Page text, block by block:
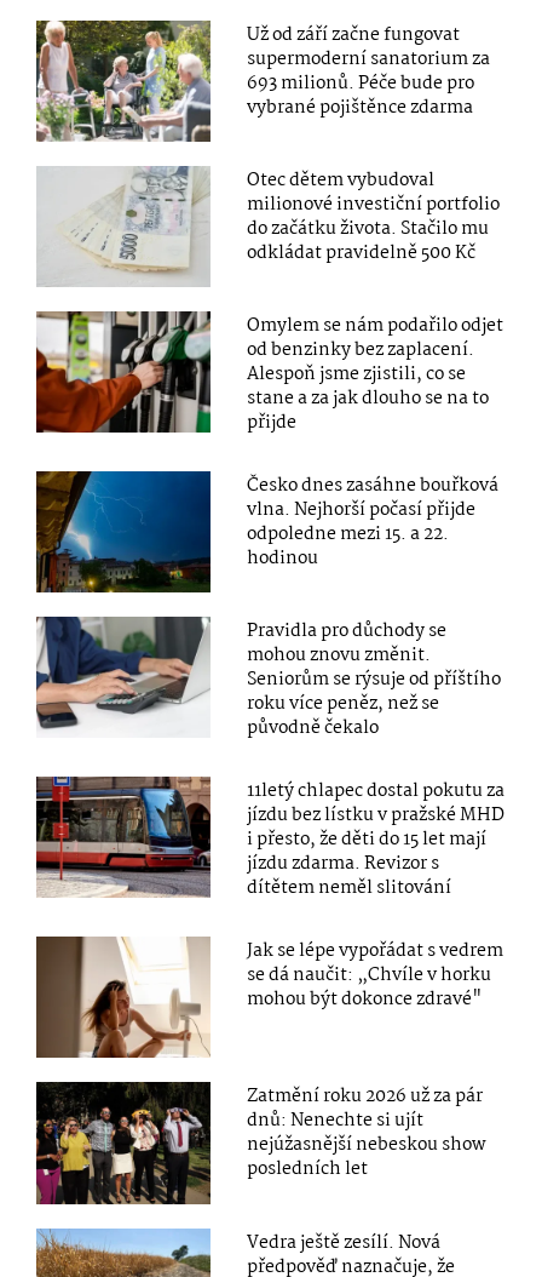
Už od září začne fungovat
supermoderní sanatorium za
693 milionů. Péče bude pro
vybrané pojištěnce zdarma
Otec dětem vybudoval
milionové investiční portfolio
do začátku života. Stačilo mu
odkládat pravidelně 500 Kč
Omylem se nám podařilo odjet
od benzinky bez zaplacení.
Alespoň jsme zjistili, co se
stane a za jak dlouho se na to
přijde
Česko dnes zasáhne bouřková
vlna. Nejhorší počasí přijde
odpoledne mezi 15. a 22.
hodinou
Pravidla pro důchody se
mohou znovu změnit.
Seniorům se rýsuje od příštího
roku více peněz, než se
původně čekalo
11letý chlapec dostal pokutu za
jízdu bez lístku v pražské MHD
i přesto, že děti do 15 let mají
jízdu zdarma. Revizor s
dítětem neměl slitování
Jak se lépe vypořádat s vedrem
se dá naučit: „Chvíle v horku
mohou být dokonce zdravé"
Zatmění roku 2026 už za pár
dnů: Nenechte si ujít
nejúžasnější nebeskou show
posledních let
Vedra ještě zesílí. Nová
předpověď naznačuje, že